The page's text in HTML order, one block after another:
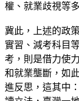
權、就業歧視等
冀此，上述的政
實習、減考科目
考，則是借力使
和就業壟斷，如
進反思，這其中